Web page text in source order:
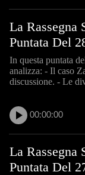
La Rassegna
Puntata Del
In questa puntata
analizza: - Il caso
discussione. - Le
00:00:00
La Rassegna
Puntata Del